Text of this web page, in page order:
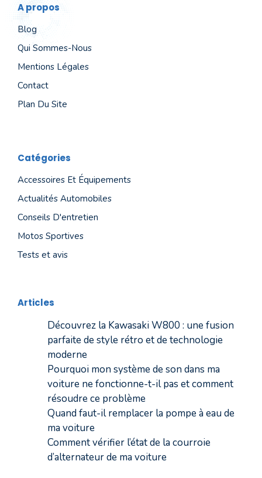
A propos
Blog
Qui Sommes-Nous
Mentions Légales
Contact
Plan Du Site
Catégories
Accessoires Et Équipements
Actualités Automobiles
Conseils D'entretien
Motos Sportives
Tests et avis
Articles
Découvrez la Kawasaki W800 : une fusion
parfaite de style rétro et de technologie
moderne
Pourquoi mon système de son dans ma
voiture ne fonctionne-t-il pas et comment
résoudre ce problème
Quand faut-il remplacer la pompe à eau de
ma voiture
Comment vérifier l’état de la courroie
d’alternateur de ma voiture